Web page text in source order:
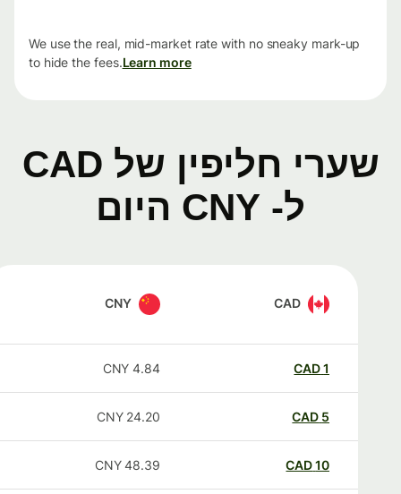
We use the real, mid-market rate with no sneaky mark-up
to hide the fees.Learn more
שערי חליפין של CAD
ל- CNY היום
CAD
CNY
CAD
4.84
CNY
CAD
24.20
CNY
CAD
48.39
CNY